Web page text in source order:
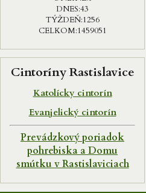
DNES:43
TÝŽDEŇ:1256
CELKOM:1459051
Cintoríny Rastislavice
Katolícky cintorín
Evanjelický cintorín
Prevádzkový poriadok
pohrebiska a Domu
smútku v Rastislaviciach